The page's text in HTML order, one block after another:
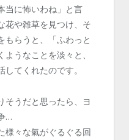
当に怖いわね」と言
花や雑草を見つけ、そ
もらうと、「ふわっと
うなことを淡々と、
てくれたのです。
そうだと思ったら、ヨ
…
様々な氣がぐるぐる回